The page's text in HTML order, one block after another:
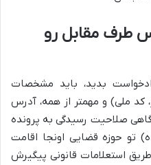
طرف مقابل رو
بدید، باید مشخصات
کد ملی) و مهمتر از همه، آدرس
صلاحیت رسیدگی به پرونده
تو حوزه قضایی اونجا اقامت
طریق استعلامات قانونی پیگیرش